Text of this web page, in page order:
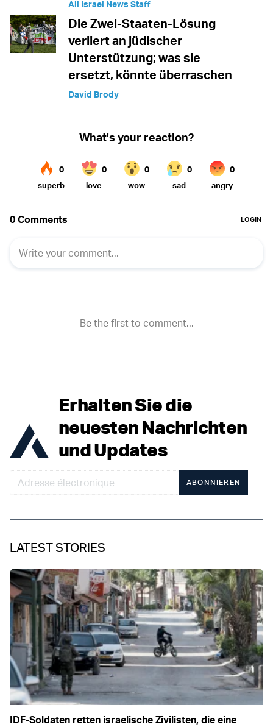
All Israel News Staff
Die Zwei-Staaten-Lösung
verliert an jüdischer
Unterstützung; was sie
ersetzt, könnte überraschen
David Brody
Erhalten Sie die
neuesten Nachrichten
und Updates
ABONNIEREN
LATEST STORIES
IDF-Soldaten retten israelische Zivilisten, die eine